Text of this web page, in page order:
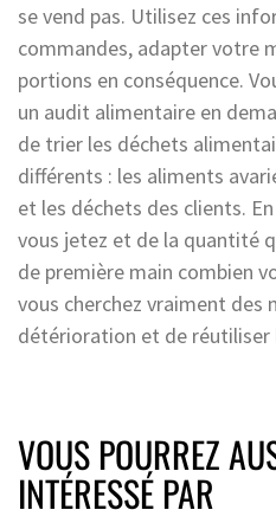
se vend pas. Utilisez ces
commandes, adapter votre
portions en conséquence.
un audit alimentaire en
de trier les déchets
différents : les aliments
et les déchets des clients.
vous jetez et de la quantité
de première main combien
vous cherchez vraiment des
détérioration et de
VOUS POURREZ
INTÉRESSÉ PAR